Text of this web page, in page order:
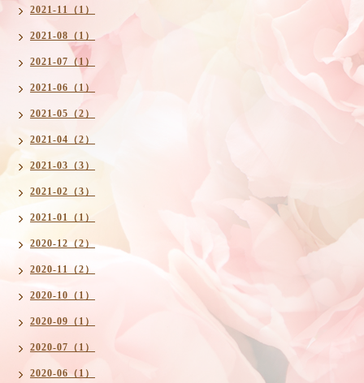
2021-11（1）
2021-08（1）
2021-07（1）
2021-06（1）
2021-05（2）
2021-04（2）
2021-03（3）
2021-02（3）
2021-01（1）
2020-12（2）
2020-11（2）
2020-10（1）
2020-09（1）
2020-07（1）
2020-06（1）